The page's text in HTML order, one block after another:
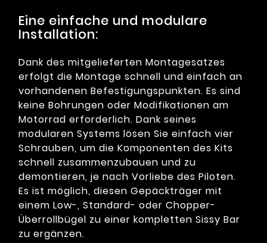
Eine einfache und modulare
Installation:
Dank des mitgelieferten Montagesatzes
erfolgt die Montage schnell und einfach an
vorhandenen Befestigungspunkten. Es sind
keine Bohrungen oder Modifikationen am
Motorrad erforderlich. Dank seines
modularen Systems lösen Sie einfach vier
Schrauben, um die Komponenten des Kits
schnell zusammenzubauen und zu
demontieren, je nach Vorliebe des Piloten.
Es ist möglich, diesen Gepäckträger mit
einem Low-, Standard- oder Chopper-
Überrollbügel zu einer kompletten Sissy Bar
zu ergänzen.